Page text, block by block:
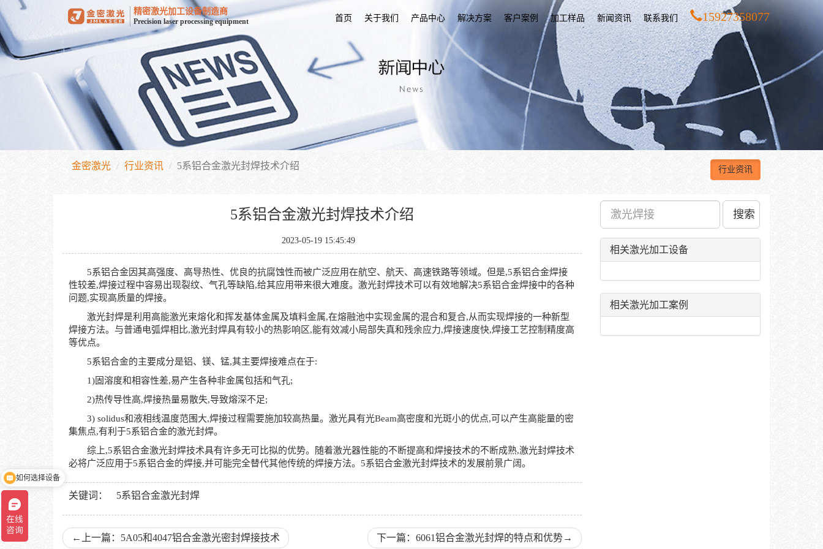
精密激光加工设备制造商
Precision laser processing equipment 首页 关于我们 产品中心 解决方案 客户案例 加工样品 新闻资讯 联系我们 15927358077
金密激光 行业资讯 5系铝合金激光封焊技术介绍 行业资讯
5系铝合金激光封焊技术介绍
2023-05-19 15:45:49
5系铝合金因其高强度、高导热性、优良的抗腐蚀性而被广泛应用在航空、航天、高速铁路等领域。但是,5系铝合金焊接
性较差,焊接过程中容易出现裂纹、气孔等缺陷,给其应用带来很大难度。激光封焊技术可以有效地解决5系铝合金焊接中的各种
问题,实现高质量的焊接。
激光封焊是利用高能激光束熔化和挥发基体金属及填料金属,在熔融池中实现金属的混合和复合,从而实现焊接的一种新型
焊接方法。与普通电弧焊相比,激光封焊具有较小的热影响区,能有效减小局部失真和残余应力,焊接速度快,焊接工艺控制精度高
等优点。
5系铝合金的主要成分是铝、镁、锰,其主要焊接难点在于:
1)固溶度和相容性差,易产生各种非金属包括和气孔;
2)热传导性高,焊接热量易散失,导致熔深不足;
3) solidus和液相线温度范围大,焊接过程需要施加较高热量。激光具有光Beam高密度和光斑小的优点,可以产生高能量的密
集焦点,有利于5系铝合金的激光封焊。
综上,5系铝合金激光封焊技术具有许多无可比拟的优势。随着激光器性能的不断提高和焊接技术的不断成熟,激光封焊技术
必将广泛应用于5系铝合金的焊接,并可能完全替代其他传统的焊接方法。5系铝合金激光封焊技术的发展前景广阔。
关键词： 5系铝合金激光封焊
← 上一篇：5A05和4047铝合金激光密封焊接技术 下一篇：6061铝合金激光封焊的特点和优势→
搜索
相关激光加工设备
相关激光加工案例
如何选择设备